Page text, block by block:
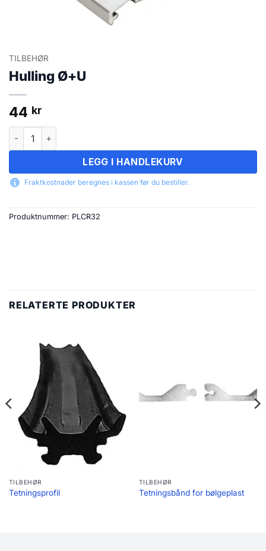
TILBEHØR
Hulling Ø+U
44 kr
Hulling Ø+U antall
LEGG I HANDLEKURV
Fraktkostnader beregnes i kassen før du bestiller.
Produktnummer: PLCR32
RELATERTE PRODUKTER
TILBEHØR
Tetningsprofil
TILBEHØR
Tetningsbånd for bølgeplast